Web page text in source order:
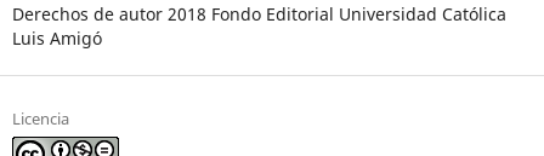
Derechos de autor 2018 Fondo Editorial Universidad Católica
Luis Amigó
Licencia